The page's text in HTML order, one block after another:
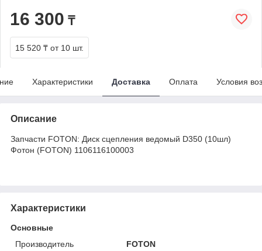
16 300 ₸
15 520 ₸ от 10 шт.
Характеристики Доставка Оплата Условия
Описание
Запчасти FOTON: Диск сцепления ведомый D350 (10шл)
Фотон (FOTON) 1106116100003
Характеристики
Основные
Производитель
FOTON